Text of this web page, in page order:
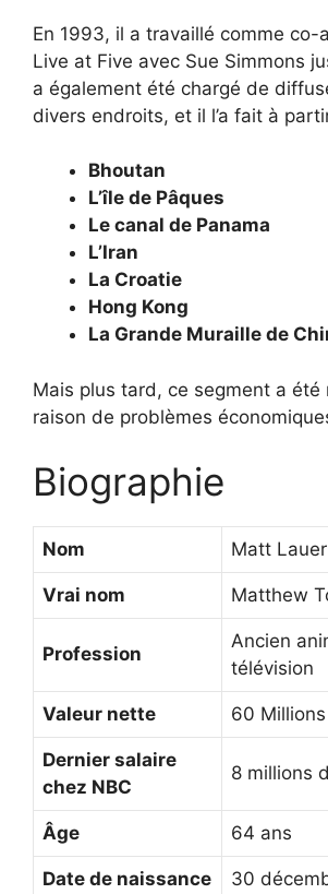
En 1993, il a travaillé comme co-
Live at Five avec Sue Simmons
a également été chargé de
divers endroits, et il l’a fait à
Bhoutan
L’île de Pâques
Le canal de Panama
L’Iran
La Croatie
Hong Kong
La Grande Muraille de
Mais plus tard, ce segment a été
raison de problèmes
Biographie
Nom Matt Lauer
Vrai nom Matthew
Profession
Ancien
télévision
Valeur nette 60
Dernier salaire
chez NBC
8 millions
Âge 64 ans
Date de naissance 30